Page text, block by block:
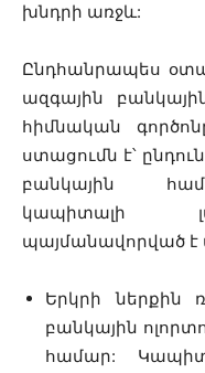
խնդրի առջև:
Ընդհանրապես
ազգային
հիմնական
ստացումն է՝
բանկային
կապիտալի
պայմանավորված է
Երկրի ներքին
բանկային
համար: